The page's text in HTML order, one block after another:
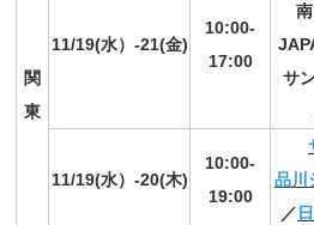
関
東
11/19(水）-21(金)
10:00-
17:00
サ
11/19(水）-20(木)
10:00-
19:00
品川
／